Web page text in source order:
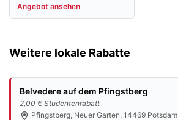
Angebot ansehen
Weitere lokale Rabatte
Belvedere auf dem Pfingstberg
2,00 € Studentenrabatt
Pfingstberg, Neuer Garten, 14469 Potsdam